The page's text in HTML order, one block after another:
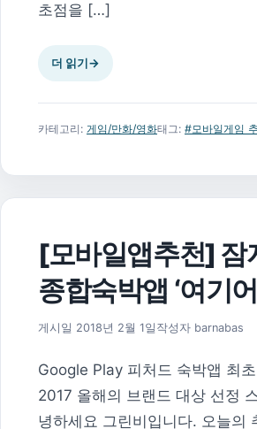
초점을 […]
더 읽기→
카테고리: 게임/만화/영화태그: #모바일게임
[모바일앱추천] 잠
종합숙박앱 ‘여기
게시일 2018년 2월 1일 2018년 2월 12일
작성자 barnabas
Google Play 피처드 숙박앱 최
2017 올해의 브랜드 대상 선정
녕하세요 그린비입니다. 오늘의